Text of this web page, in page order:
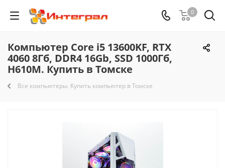
0
Компьютер Core i5 13600KF, RTX
4060 8Гб, DDR4 16Gb, SSD 1000Гб,
H610M. Купить в Томске
Все компьютеры. Купить компьютер в Томске